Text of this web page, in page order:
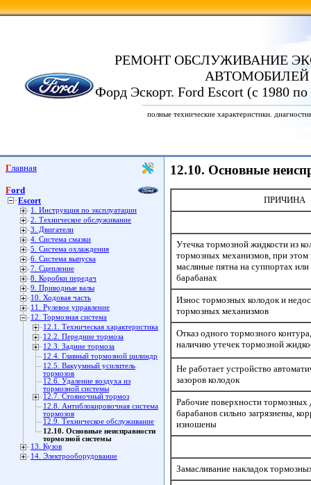
РЕМОНТ ОБСЛУЖИВАНИЕ
АВТОМОБИЛЕЙ
Форд Эскорт. Ford Escort (с 1980 по
полные технические характеристики.
Главная
Ford
Escort
1. Инструкция по эксплуатации
2. Техническое обслуживание
3. Двигатели
4. Система смазки
5. Система охлаждения
6. Система выпуска
7. Сцепление
8. Коробки передач
9. Приводные валы
10. Ходовая часть
11. Рулевое управление
12. Тормозная система
12.1. Техническая характеристика
12.2. Передние тормоза
12.3. Задние тормоза
12.4. Главный тормозной цилиндр
12.5. Вакуумный усилитель
тормозов
12.6. Удаление воздуха из
тормозной системы
12.7. Стояночный тормоз
12.8. Антиблокировочная система
тормозов
12.9. Техническое обслуживание
12.10. Основные неисправности
тормозной системы
13. Кузов
14. Электрооборудование
12.10. Основные
ПРИЧИНА
Утечкa тормозной жидкости из
тормозных механизмов, при
масляные пятна на суппортах
барабанах
Износ тормозных колодок и
тормозных механизмов
Отказ одного тормозного
наличию утечек тормозной
Не работает устройство
зазоров колодок
Рабочие поверхности тормозных
барабанов сильно загрязнены,
изношены
Замасливание накладок